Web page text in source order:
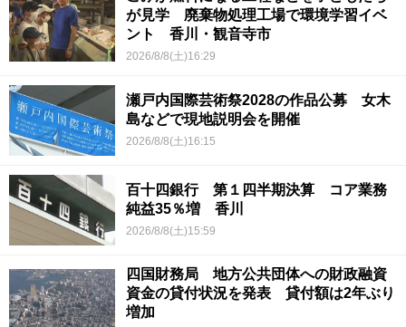
が見学 廃棄物処理工場で環境学習イベ
ント 香川・観音寺市
2026/8/8(土)16:29
瀬戸内国際芸術祭2028の作品公募 女木
島などで現地説明会を開催
2026/8/8(土)16:15
百十四銀行 第１四半期決算 コア業務
純益35％増 香川
2026/8/8(土)15:59
四国財務局 地方公共団体への財政融資
資金の貸付状況を発表 貸付額は2年ぶり
増加